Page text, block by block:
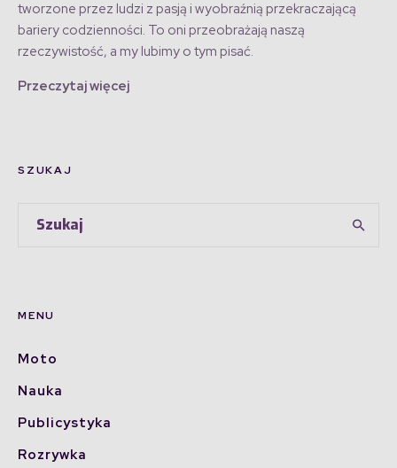
tworzone przez ludzi z pasją i wyobraźnią przekraczającą
bariery codzienności. To oni przeobrażają naszą
rzeczywistość, a my lubimy o tym pisać.
Przeczytaj więcej
SZUKAJ
MENU
Moto
Nauka
Publicystyka
Rozrywka